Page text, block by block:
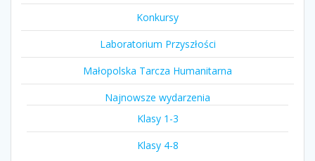
Konkursy
Laboratorium Przyszłości
Małopolska Tarcza Humanitarna
Najnowsze wydarzenia
Klasy 1-3
Klasy 4-8